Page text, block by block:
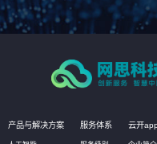
产品与解决方案 服务体系 云开